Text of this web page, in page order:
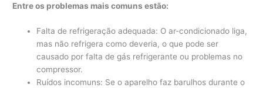
Entre os problemas mais comuns estão:
Falta de refrigeração adequada: O ar-condicionado liga,
mas não refrigera como deveria, o que pode ser
causado por falta de gás refrigerante ou problemas no
compressor.
Ruídos incomuns: Se o aparelho faz barulhos durante o